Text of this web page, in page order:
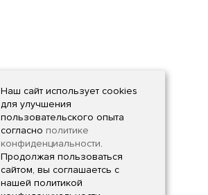
Наш сайт использует cookies
для улучшения
пользовательского опыта
согласно политике
конфиденциальности.
Продолжая пользоваться
сайтом, вы соглашаетсь с
нашей политикой